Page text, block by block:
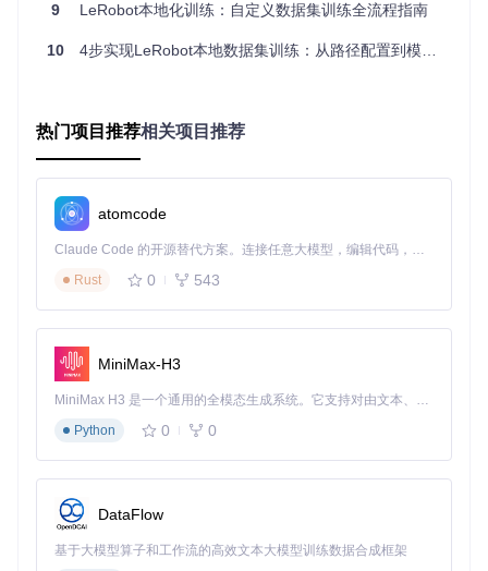
执行训练命令时设置--dataset.repo_id为本地数据集名称
在联网环境下载所需基础模型
场景适配矩阵
数据集格
式
ALOHA标
直接指定root路径
快速验证、标
式
格式解析器
特殊领域任务
大型视频
数据集
v"优化加载
图：LeRobot的VLA架构展示了视觉、文本和动作编码的集成
进阶优化建议
9 LeRobot本地化训练：自定义数据集训练全流程指南
10 4步实现LeRobot本地数据集训练：从路径配置到模型验证的完整方案
热门项目推荐相关项目推荐
atomcode
Claude Code 的开源替代方案。连接任意大模型，编辑代码，运行命令，自动验证 — 全自动执行。用 Rust 构建，极致性能。 ｜ An open-source alternative to Claude Code. Connect any LLM, edit code, run commands, and verify changes — autonomously. Built in Rust for speed. Get Started
Rust
0 543
MiniMax-H3
MiniMax H3 是一个通用的全模态生成系统。它支持对由文本、图像、视频和音频组成的多模态上下文进行统一理解，并能生成分辨率高达 2K、时长可达 15 秒的带原生立体声音频的视频。得益于面向任务泛化的系统设计，H3 在预训练阶段就已具备广泛的多模态上下文理解与生成能力，能够出色地执行复杂的多模态指令。
Python
0 0
DataFlow
基于大模型算子和工作流的高效文本大模型训练数据合成框架